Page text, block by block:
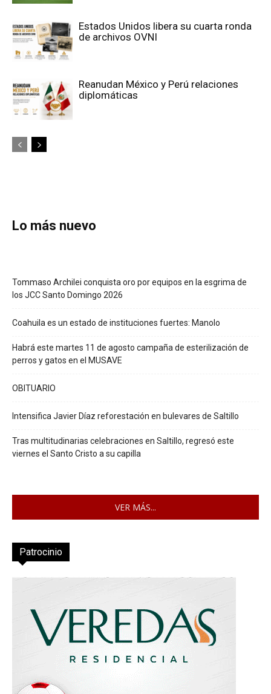
Estados Unidos libera su cuarta ronda
de archivos OVNI
Reanudan México y Perú relaciones
diplomáticas
Lo más nuevo
Tommaso Archilei conquista oro por equipos en la esgrima de
los JCC Santo Domingo 2026
Coahuila es un estado de instituciones fuertes: Manolo
Habrá este martes 11 de agosto campaña de esterilización de
perros y gatos en el MUSAVE
OBITUARIO
Intensifica Javier Díaz reforestación en bulevares de Saltillo
Tras multitudinarias celebraciones en Saltillo, regresó este
viernes el Santo Cristo a su capilla
VER MÁS...
Patrocinio